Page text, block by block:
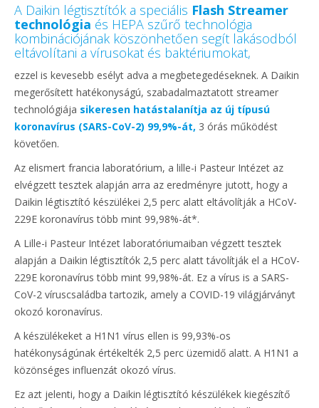
A Daikin légtisztítók a speciális Flash Streamer
technológia és HEPA szűrő technológia
kombinációjának köszönhetően segít lakásodból
eltávolítani a vírusokat és baktériumokat,
ezzel is kevesebb esélyt adva a megbetegedéseknek. A Daikin
megerősített hatékonyságú, szabadalmaztatott streamer
technológiája sikeresen hatástalanítja az új típusú
koronavírus (SARS-CoV-2) 99,9%-át, 3 órás működést
követően.
Az elismert francia laboratórium, a lille-i Pasteur Intézet az
elvégzett tesztek alapján arra az eredményre jutott, hogy a
Daikin légtisztító készülékei 2,5 perc alatt eltávolítják a HCoV-
229E koronavírus több mint 99,98%-át*.
A Lille-i Pasteur Intézet laboratóriumaiban végzett tesztek
alapján a Daikin légtisztítók 2,5 perc alatt távolítják el a HCoV-
229E koronavírus több mint 99,98%-át. Ez a vírus is a SARS-
CoV-2 víruscsaládba tartozik, amely a COVID-19 világjárványt
okozó koronavírus.
A készülékeket a H1N1 vírus ellen is 99,93%-os
hatékonyságúnak értékelték 2,5 perc üzemidő alatt. A H1N1 a
közönséges influenzát okozó vírus.
Ez azt jelenti, hogy a Daikin légtisztító készülékek kiegészítő